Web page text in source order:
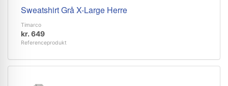
Sweatshirt Grå X-Large Herre
Timarco
kr. 649
Referenceprodukt